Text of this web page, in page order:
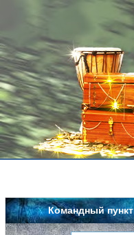
Командный пункт